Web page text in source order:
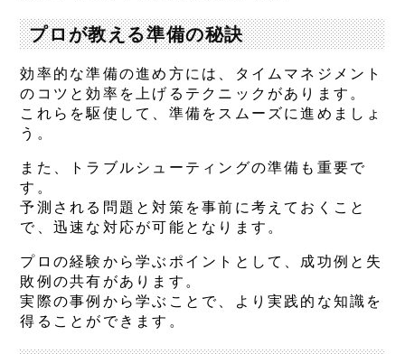
プロが教える準備の秘訣
効率的な準備の進め方には、タイムマネジメント
のコツと効率を上げるテクニックがあります。
これらを駆使して、準備をスムーズに進めましょ
う。
また、トラブルシューティングの準備も重要で
す。
予測される問題と対策を事前に考えておくこと
で、迅速な対応が可能となります。
プロの経験から学ぶポイントとして、成功例と失
敗例の共有があります。
実際の事例から学ぶことで、より実践的な知識を
得ることができます。